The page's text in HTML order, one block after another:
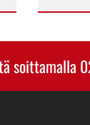
soittamalla